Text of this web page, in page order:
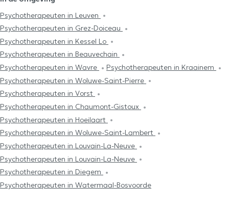
Psychotherapeuten in Leuven
Psychotherapeuten in Grez-Doiceau
Psychotherapeuten in Kessel Lo
Psychotherapeuten in Beauvechain
Psychotherapeuten in Wavre
Psychotherapeuten in Kraainem
Psychotherapeuten in Woluwe-Saint-Pierre
Psychotherapeuten in Vorst
Psychotherapeuten in Chaumont-Gistoux
Psychotherapeuten in Hoeilaart
Psychotherapeuten in Woluwe-Saint-Lambert
Psychotherapeuten in Louvain-La-Neuve
Psychotherapeuten in Louvain-La-Neuve
Psychotherapeuten in Diegem
Psychotherapeuten in Watermaal-Bosvoorde